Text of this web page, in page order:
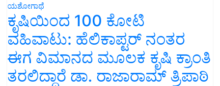
ಯಶೋಗಾಥೆ
ಕೃಷಿಯಿಂದ 100 ಕೋಟಿ
ವಹಿವಾಟು: ಹೆಲಿಕಾಪ್ಟರ್ ನಂತರ
ಈಗ ವಿಮಾನದ ಮೂಲಕ ಕೃಷಿ ಕ್ರಾಂತಿ
ತರಲಿದ್ದಾರೆ ಡಾ. ರಾಜಾರಾಮ್ ತ್ರಿಪಾಠಿ